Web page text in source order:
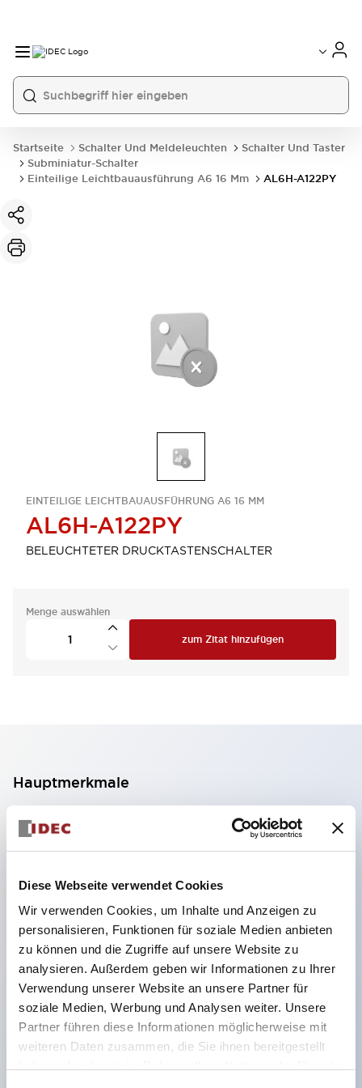
Diese Webseite verwendet Cookies
Wir verwenden Cookies, um Inhalte und Anzeigen zu
personalisieren, Funktionen für soziale Medien anbieten
zu können und die Zugriffe auf unsere Website zu
analysieren. Außerdem geben wir Informationen zu Ihrer
Verwendung unserer Website an unsere Partner für
soziale Medien, Werbung und Analysen weiter. Unsere
Partner führen diese Informationen möglicherweise mit
weiteren Daten zusammen, die Sie ihnen bereitgestellt
Startseite Schalter Und Meldeleuchten
Schalter Und Taster
Subminiatur-Schalter
Einteilige Leichtbauausführung A6 16 Mm
AL6H-A122PY
EINTEILIGE LEICHTBAUAUSFÜHRUNG A6 16 MM
AL6H-A122PY
BELEUCHTETER DRUCKTASTENSCHALTER
Menge auswählen
zum Zitat hinzufügen
Hauptmerkmale
Geeignet für ein breites Anwendungsspektrum
von der Konsumelektronik bis zum FA-Bereich
Schutzarten IP40 und IP65 vollständig verfügbar
(IEC 60529)
UL- und CSA-zertifiziert. Entspricht EN (Europa)
Normen. CCC-zertifiziert (außer Anzeigeleuchten).
Mit speziellem Zubehör leicht auf Φ22 Flash-
Silhouette umstellbar